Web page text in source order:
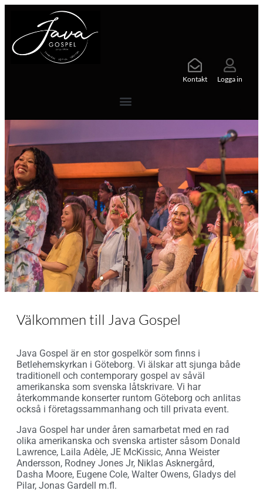
Kontakt Logga in
Välkommen till Java Gospel
Java Gospel är en stor gospelkör som finns i
Betlehemskyrkan i Göteborg. Vi älskar att sjunga både
traditionell och contemporary gospel av såväl
amerikanska som svenska låtskrivare. Vi har
återkommande konserter runtom Göteborg och anlitas
också i företagssammanhang och till privata event.
Java Gospel har under åren samarbetat med en rad
olika amerikanska och svenska artister såsom Donald
Lawrence, Laila Adèle, JE McKissic, Anna Weister
Andersson, Rodney Jones Jr, Niklas Asknergård,
Dasha Moore, Eugene Cole, Walter Owens, Gladys del
Pilar, Jonas Gardell m.fl.